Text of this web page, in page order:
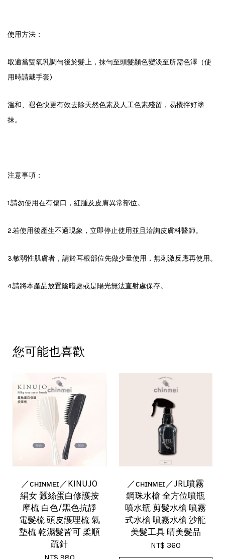
使用方法：
取適當雙氧乳調勻後於髮上，抹勻至頭髮顏色變淡至所需色澤（使
用時請戴手套)
溫和、褪色快更有效去除天然色素及人工色素殘留，易攪拌好塗
抹。
注意事項：
1.請勿使用在有傷口，紅腫及皮膚異常部位。
2.若使用後產生不適現象，立即停止使用並且洽詢皮膚科醫師。
3.敏弱性肌膚者，請於耳根部位先做少量使用，無刺激反應再使用。
4.請將本產品放置陰暗處或是陽光無法直射處保存。
您可能也喜歡
／ᴄʜɪɴᴍᴇɪ／KINUJO
絹女 蠶絲蛋白修護按
摩梳 白色/黑色抗靜
電髮梳 頭皮護理梳 氣
墊梳 乾濕髮皆可 柔順
疏針
／ᴄʜɪɴᴍᴇɪ／JRL噴霧
鋼珠水槍 全方位噴瓶
噴水瓶 剪髮水槍 噴霧
式水槍 噴霧水槍 沙龍
美髮工具 晴美髮品
NT$ 360